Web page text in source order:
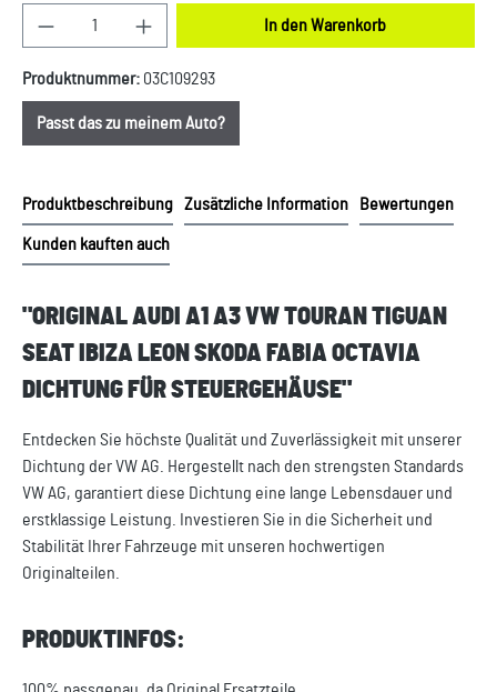
Produkt Anzahl: Gib den gewünschten Wert ein
In den Warenkorb
Produktnummer: 03C109293
Passt das zu meinem Auto?
Produktbeschreibung Zusätzliche Information Bewertungen
Kunden kauften auch
"ORIGINAL AUDI A1 A3 VW TOURAN TIGUAN
SEAT IBIZA LEON SKODA FABIA OCTAVIA
DICHTUNG FÜR STEUERGEHÄUSE"
Entdecken Sie höchste Qualität und Zuverlässigkeit mit unserer
Dichtung der VW AG. Hergestellt nach den strengsten Standards
VW AG, garantiert diese Dichtung eine lange Lebensdauer und
erstklassige Leistung. Investieren Sie in die Sicherheit und
Stabilität Ihrer Fahrzeuge mit unseren hochwertigen
Originalteilen.
PRODUKTINFOS: